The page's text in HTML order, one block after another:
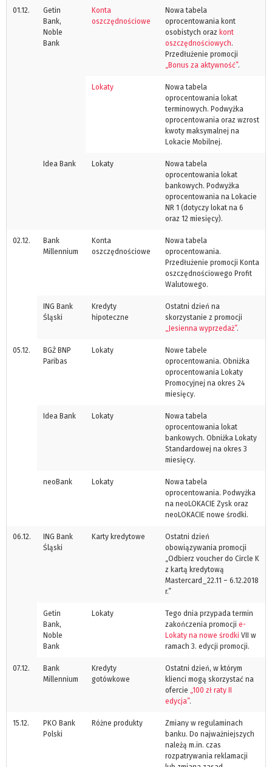
01.12.
Getin
Bank,
Noble
Bank
Konta
oszczędnościowe
Nowa tabela
oprocentowania kont
osobistych oraz kont
oszczędnościowych.
Przedłużenie promocji
„Bonus za aktywność”.
Lokaty
Nowa tabela
oprocentowania lokat
terminowych. Podwyżka
oprocentowania oraz wzrost
kwoty maksymalnej na
Lokacie Mobilnej.
Idea Bank Lokaty
Nowa tabela
oprocentowania lokat
bankowych. Podwyżka
oprocentowania na Lokacie
NR 1 (dotyczy lokat na 6
oraz 12 miesięcy).
02.12.
Bank
Millennium
Konta
oszczędnościowe
Nowa tabela
oprocentowania.
Przedłużenie promocji Konta
oszczędnościowego Profit
Walutowego.
ING Bank
Śląski
Kredyty
hipoteczne
Ostatni dzień na
skorzystanie z promocji
„Jesienna wyprzedaż”.
05.12.
BGŻ BNP
Paribas
Lokaty
Nowe tabele
oprocentowania. Obniżka
oprocentowania Lokaty
Promocyjnej na okres 24
miesięcy.
Idea Bank Lokaty
Nowa tabela
oprocentowania lokat
bankowych. Obniżka Lokaty
Standardowej na okres 3
miesięcy.
neoBank Lokaty
Nowa tabela
oprocentowania. Podwyżka
na neoLOKACIE Zysk oraz
neoLOKACIE nowe środki.
06.12.
ING Bank
Śląski
Karty kredytowe
Ostatni dzień
obowiązywania promocji
„Odbierz voucher do Circle K
z kartą kredytową
Mastercard_22.11 – 6.12.2018
r.”
Getin
Bank,
Noble
Bank
Lokaty
Tego dnia przypada termin
zakończenia promocji e-
Lokaty na nowe środki VII w
ramach 3. edycji promocji.
07.12.
Bank
Millennium
Kredyty
gotówkowe
Ostatni dzień, w którym
klienci mogą skorzystać na
ofercie „100 zł raty II
edycja”.
15.12.
PKO Bank
Polski
Różne produkty
Zmiany w regulaminach
banku. Do najważniejszych
należą m.in. czas
rozpatrywania reklamacji